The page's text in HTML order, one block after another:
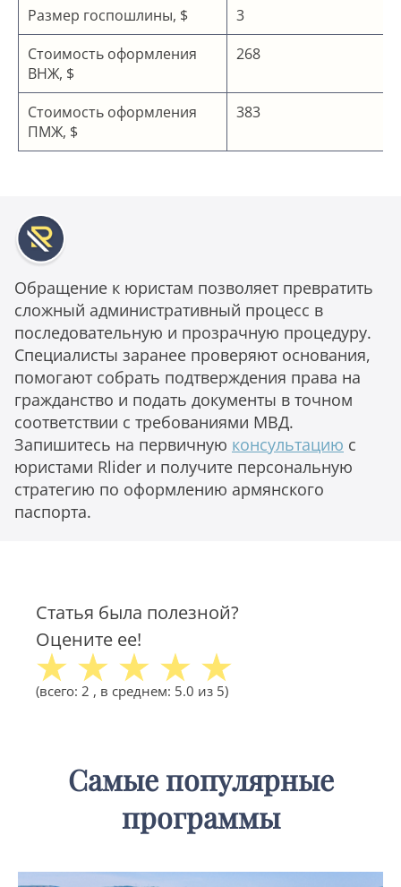
Размер госпошлины, $
3
Стоимость оформления
ВНЖ, $
268
Стоимость оформления
ПМЖ, $
383
Обращение к юристам позволяет превратить
сложный административный процесс в
последовательную и прозрачную процедуру.
Специалисты заранее проверяют основания,
помогают собрать подтверждения права на
гражданство и подать документы в точном
соответствии с требованиями МВД.
Запишитесь на первичную консультацию с
юристами Rlider и получите персональную
стратегию по оформлению армянского
паспорта.
Статья была полезной?
Оцените ее!
(всего: 2 , в среднем: 5.0 из 5)
Самые популярные
программы